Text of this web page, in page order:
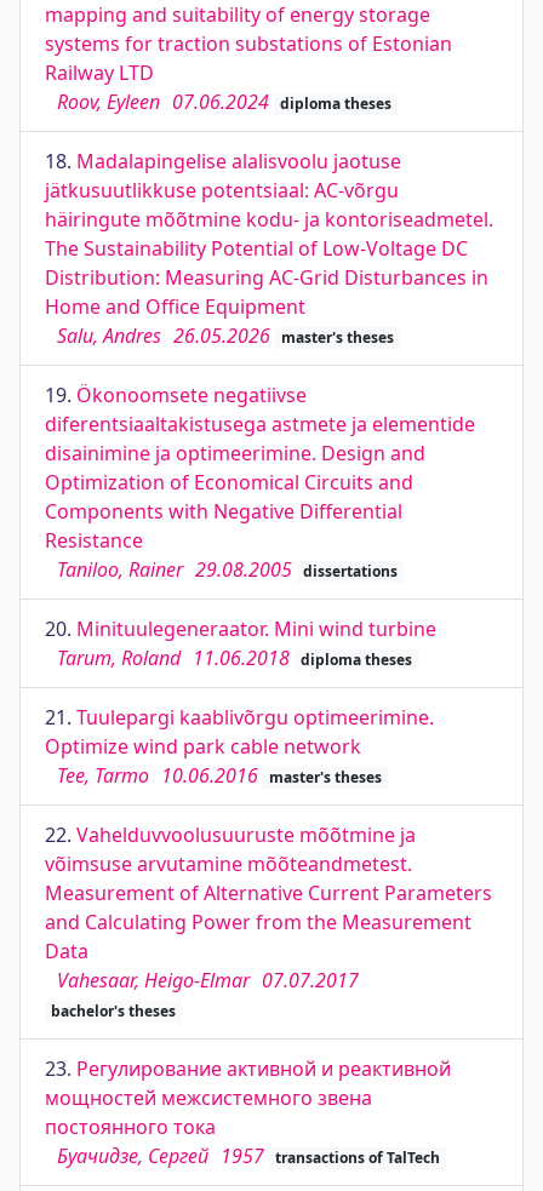
mapping and suitability of energy storage
systems for traction substations of Estonian
Railway LTD
Roov, Eyleen 07.06.2024 diploma theses
18. Madalapingelise alalisvoolu jaotuse
jätkusuutlikkuse potentsiaal: AC-võrgu
häiringute mõõtmine kodu- ja kontoriseadmetel.
The Sustainability Potential of Low-Voltage DC
Distribution: Measuring AC-Grid Disturbances in
Home and Office Equipment
Salu, Andres 26.05.2026 master's theses
19. Ökonoomsete negatiivse
diferentsiaaltakistusega astmete ja elementide
disainimine ja optimeerimine. Design and
Optimization of Economical Circuits and
Components with Negative Differential
Resistance
Taniloo, Rainer 29.08.2005 dissertations
20. Minituulegeneraator. Mini wind turbine
Tarum, Roland 11.06.2018 diploma theses
21. Tuulepargi kaablivõrgu optimeerimine.
Optimize wind park cable network
Tee, Tarmo 10.06.2016 master's theses
22. Vahelduvvoolusuuruste mõõtmine ja
võimsuse arvutamine mõõteandmetest.
Measurement of Alternative Current Parameters
and Calculating Power from the Measurement
Data
Vahesaar, Heigo-Elmar 07.07.2017
bachelor's theses
23. Регулирование активной и реактивной
мощностей межсистемного звена
постоянного тока
Буачидзе, Сергей 1957 transactions of TalTech